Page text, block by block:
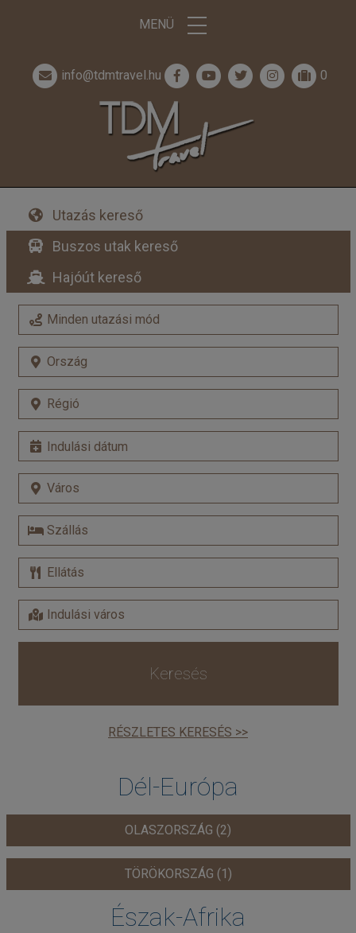
MENÜ
info@tdmtravel.hu 0
Utazás kereső
Buszos utak kereső
Hajóút kereső
Keresés
RÉSZLETES KERESÉS >>
Dél-Európa
OLASZORSZÁG (2)
TÖRÖKORSZÁG (1)
Észak-Afrika